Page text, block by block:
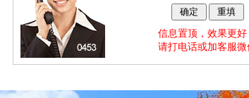
信息置顶，效果更
请打电话或加客服